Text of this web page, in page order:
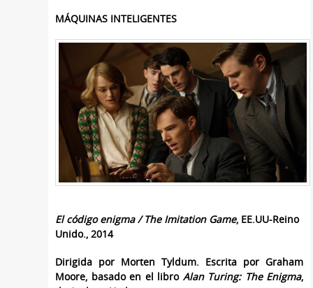
MÁQUINAS INTELIGENTES
El código enigma / The Imitation Game, EE.UU-Reino
Unido., 2014
Dirigida por Morten Tyldum. Escrita por Graham
Moore, basado en el libro Alan Turing: The Enigma,